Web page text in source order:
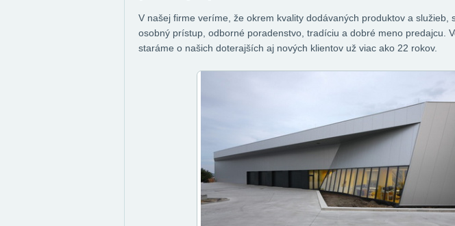
V našej firme veríme, že okrem kvality dodávaných produktov a služieb,
osobný prístup, odborné poradenstvo, tradíciu a dobré meno predajcu.
staráme o našich doterajších aj nových klientov už viac ako 22 rokov.